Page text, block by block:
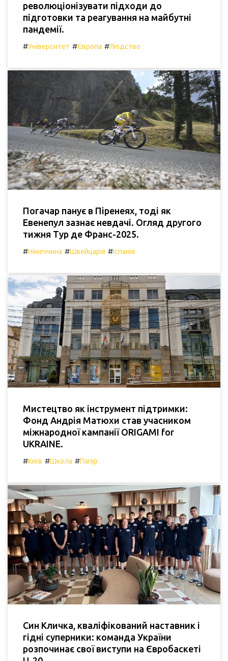
революціонізувати підходи до
підготовки та реагування на майбутні
пандемії.
#Університет #Європа #Людство
Погачар панує в Піренеях, тоді як
Евенепул зазнає невдачі. Огляд другого
тижня Тур де Франс-2025.
#Німеччина #Швейцарія #Іспанія
Мистецтво як інструмент підтримки:
Фонд Андрія Матюхи став учасником
міжнародної кампанії ORIGAMI for
UKRAINE.
#Київ #Школа #Папір
Син Кличка, кваліфікований наставник і
гідні суперники: команда України
розпочинає свої виступи на Євробаскеті